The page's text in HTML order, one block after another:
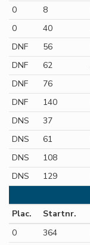
0
8
0
40
DNF
56
DNF
62
DNF
76
DNF
140
DNS
37
DNS
61
DNS
108
DNS
129
Plac.
Startnr.
0
364